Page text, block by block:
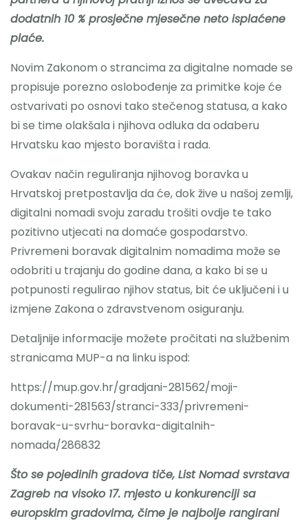
dodatnih 10 % prosječne mjesečne neto isplaćene
plaće.
Novim Zakonom o strancima za digitalne nomade se
propisuje porezno oslobođenje za primitke koje će
ostvarivati po osnovi tako stečenog statusa, a kako
bi se time olakšala i njihova odluka da odaberu
Hrvatsku kao mjesto boravišta i rada.
Ovakav način reguliranja njihovog boravka u
Hrvatskoj pretpostavlja da će, dok žive u našoj zemlji,
digitalni nomadi svoju zaradu trošiti ovdje te tako
pozitivno utjecati na domaće gospodarstvo.
Privremeni boravak digitalnim nomadima može se
odobriti u trajanju do godine dana, a kako bi se u
potpunosti regulirao njihov status, bit će uključeni i u
izmjene Zakona o zdravstvenom osiguranju.
Detaljnije informacije možete pročitati na službenim
stranicama MUP-a na linku ispod:
https://mup.gov.hr/gradjani-281562/moji-
dokumenti-281563/stranci-333/privremeni-
boravak-u-svrhu-boravka-digitalnih-
nomada/286832
Što se pojedinih gradova tiče, List Nomad svrstava
Zagreb na visoko 17. mjesto u konkurenciji sa
europskim gradovima, čime je najbolje rangirani